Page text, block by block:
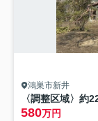
鴻巣市新井
580万円